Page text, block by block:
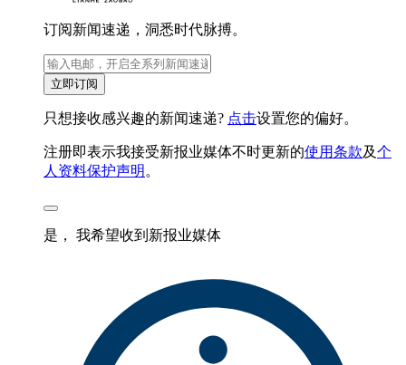
订阅新闻速递，洞悉时代脉搏。
立即订阅
只想接收感兴趣的新闻速递? 点击设置您的偏好。
注册即表示我接受新报业媒体不时更新的使用条款及个
人资料保护声明 。
是， 我希望收到新报业媒体